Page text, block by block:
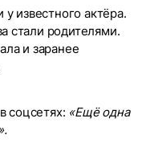
известного актёра.
стали родителями.
и заранее
соцсетях: «Ещё одна